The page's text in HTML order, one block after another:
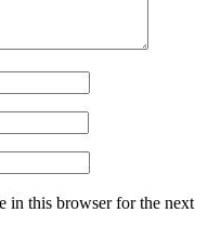
in this browser for the next